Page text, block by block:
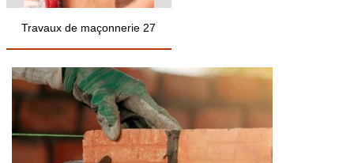
Travaux de maçonnerie 27